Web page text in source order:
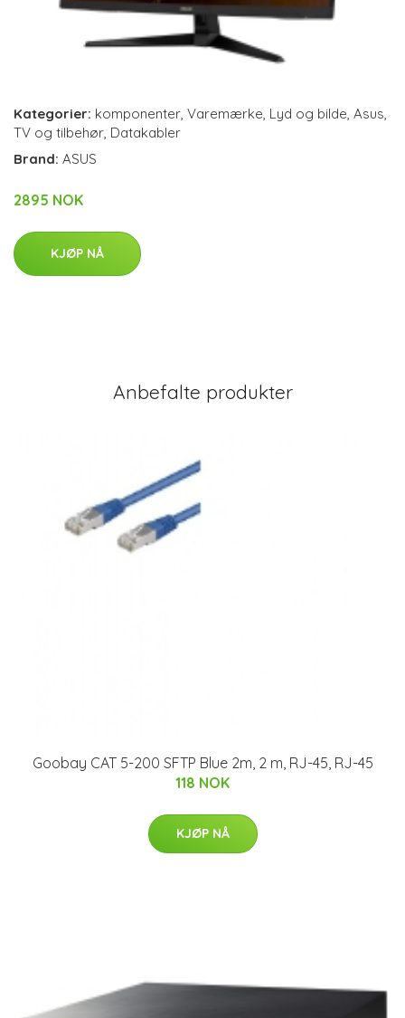
Kategorier: komponenter Varemærke Lyd og bilde Asus
TV og tilbehør Datakabler
Brand: ASUS
2895 NOK
KJØP NÅ
Anbefalte produkter
Goobay CAT 5-200 SFTP Blue 2m, 2 m, RJ-45, RJ-45
118 NOK
KJØP NÅ